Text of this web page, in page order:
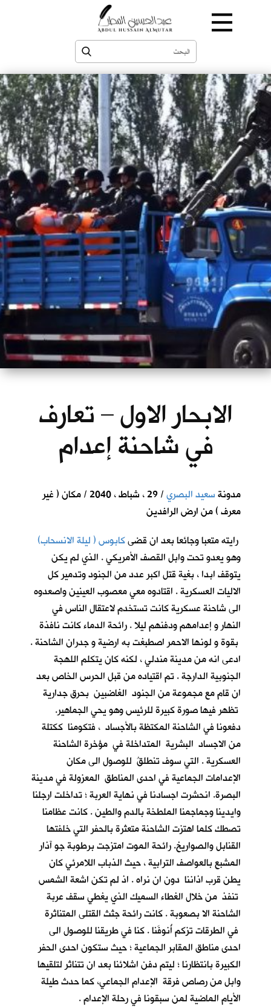
الابحار الاول – تعارف
في شاحنة إعدام
مدونةسعيد البصري
/ 29 ، شباط ، 2040 / مكان ( غير
معرف ) من ارض الرافدين
رايته متعبا وجائعا بعد ان قضىكابوس ( ليلة الانسحاب)
وهو يعدو تحت وابل القصف الأمريكي . الذي لم يكن
يتوقف ابدا ، بغية قتل اكبر عدد من الجنود وتدمير كل
الاليات العسكرية . اقتادوه معي معصوب العينين واصعدوه
الى شاحنة عسكرية كانت تستخدم لاعتقال الناس في
النهار و إعدامهم ودفنهم ليلا . رائحة الدماء كانت نافذة
بقوة و لونها الاحمر اصطبغت به ارضية و جدران الشاحنة .
ادعى انه من مدينة مندلي ، لكنه كان يتكلم اللهجة
الجنوبية الدارجة . تم اقتياده من قبل الحرس الخاص بعد
ان قام مع مجموعة من الجنود الغاضبين بحرق جدارية
تظهر فيها صورة كبيرة للرئيس وهو يحي الجماهير.
دفعونا في الشاحنة المكتظة بالأجساد ، فتكومنا ككتلة
من الاجساد البشرية المتداخلة في مؤخرة الشاحنة
العسكرية . التي سوف تنطلقُ للوصول الى مكان
الإعدامات الجماعية في احدى المناطق المعزولة في مدينة
البصرة. انحشرت اجسادنا في نهاية العربة ؛ تداخلت ارجلنا
وايدينا وجماجمنا الملطخة بالدم والطين . كانت عظامنا
تصطك كلما اهتزت الشاحنة متعثرة بالحفر التي خلفتها
القنابل والصواريخ. رائحة الموت امتزجت برطوبة جو آذار
المشبع بالعواصف الترابية ، حيث الذباب اللامرئي كان
يطن قرب اذاننا دون ان نراه . اذ لم تكن اشعة الشمس
تنفذ من خلال الغطاء السميك الذي يغطي سقف عربة
الشاحنة الا بصعوبة . كانت رائحة جثث القتلى المتناثرة
في الطرقات تزكم أُنوفَنا . كنا في طريقنا للوصول الى
احدى مناطق المقابر الجماعية ؛ حيث ستكون احدى الحفر
الكبيرة بانتظارنا ؛ ليتم دفن اشلائنا بعد ان تتناثر لتلقيها
وابل من رصاص فرقة الإعدام الجماعي، كما حدث طيلة
الأيام الماضية لمن سبقونا في رحلة الإعدام .